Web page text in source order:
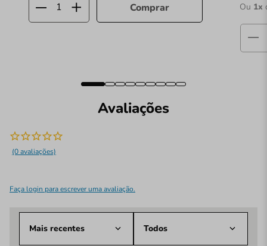
Comprar Ou 1x
Avaliações
(0 avaliações)
Faça login para escrever uma avaliação.
Mais recentes Todos